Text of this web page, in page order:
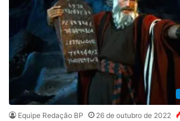
Equipe Redação BP 26 de outubro de 2022